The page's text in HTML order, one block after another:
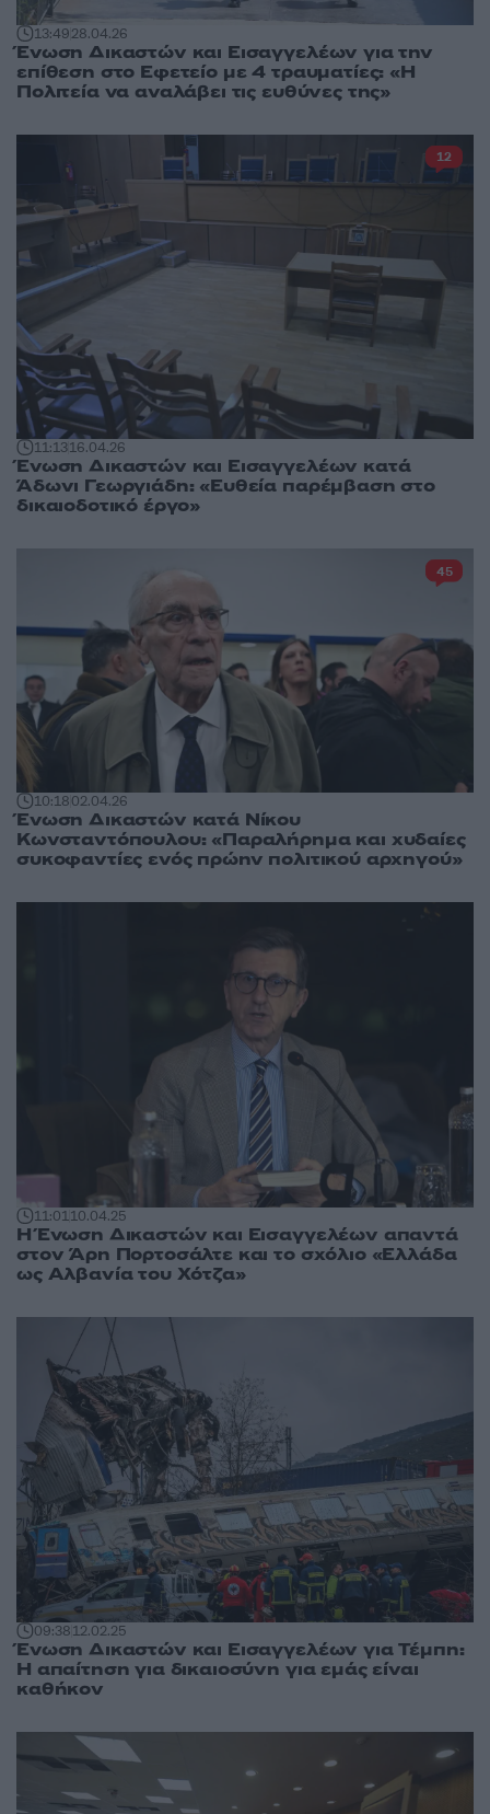
13:4928.04.26
Ένωση Δικαστών και Εισαγγελέων για την
επίθεση στο Εφετείο με 4 τραυματίες: «Η
Πολιτεία να αναλάβει τις ευθύνες της»
11:1316.04.26
Ένωση Δικαστών και Εισαγγελέων κατά
Άδωνι Γεωργιάδη: «Ευθεία παρέμβαση στο
δικαιοδοτικό έργο»
12
10:1802.04.26
Ένωση Δικαστών κατά Νίκου
Κωνσταντόπουλου: «Παραλήρημα και χυδαίες
συκοφαντίες ενός πρώην πολιτικού αρχηγού»
45
11:0110.04.25
Η Ένωση Δικαστών και Εισαγγελέων απαντά
στον Άρη Πορτοσάλτε και το σχόλιο «Ελλάδα
ως Αλβανία του Χότζα»
09:3812.02.25
Ένωση Δικαστών και Εισαγγελέων για Τέμπη:
Η απαίτηση για δικαιοσύνη για εμάς είναι
καθήκον